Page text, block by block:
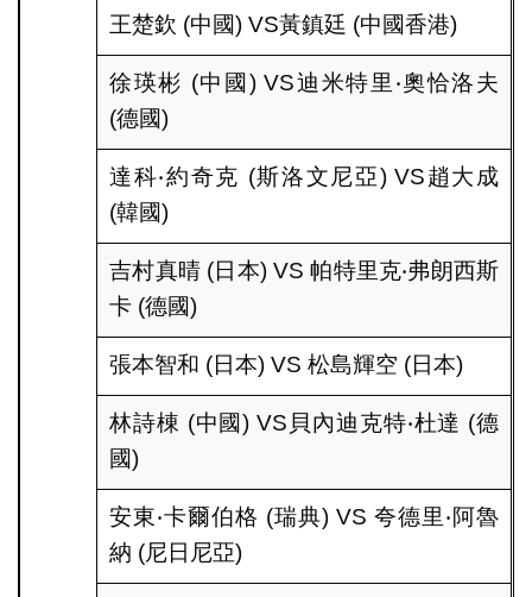
王楚欽 (中國) VS黃鎮廷 (中國香港)
徐瑛彬 (中國) VS迪米特里‧奧恰洛夫
(德國)
達科‧約奇克 (斯洛文尼亞) VS趙大成
(韓國)
吉村真晴 (日本) VS 帕特里克‧弗朗西斯
卡 (德國)
張本智和 (日本) VS 松島輝空 (日本)
林詩棟 (中國) VS貝內迪克特‧杜達 (德
國)
安東‧卡爾伯格 (瑞典) VS 夸德里‧阿魯
納 (尼日尼亞)